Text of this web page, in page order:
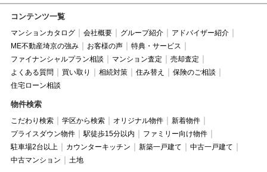
コンテンツ一覧
マンションカタログ 会社概要 グループ紹介
アドバイザー紹介
ME不動産埼京の強み
お客様の声
特典・サービス
ファイナンシャルプラン相談
マンション査定
売却査定
よくある質問
買い取り 相続対策 住み替え
保険のご相談
住宅ローン相談
物件検索
こだわり検索 学区から検索 オリジナル物件
新着物件
プライスダウン物件
駅徒歩15分以内
ファミリー向け物件
駐車場2台以上
カウンターキッチン 新築一戸建て
中古一戸建て
中古マンション
土地